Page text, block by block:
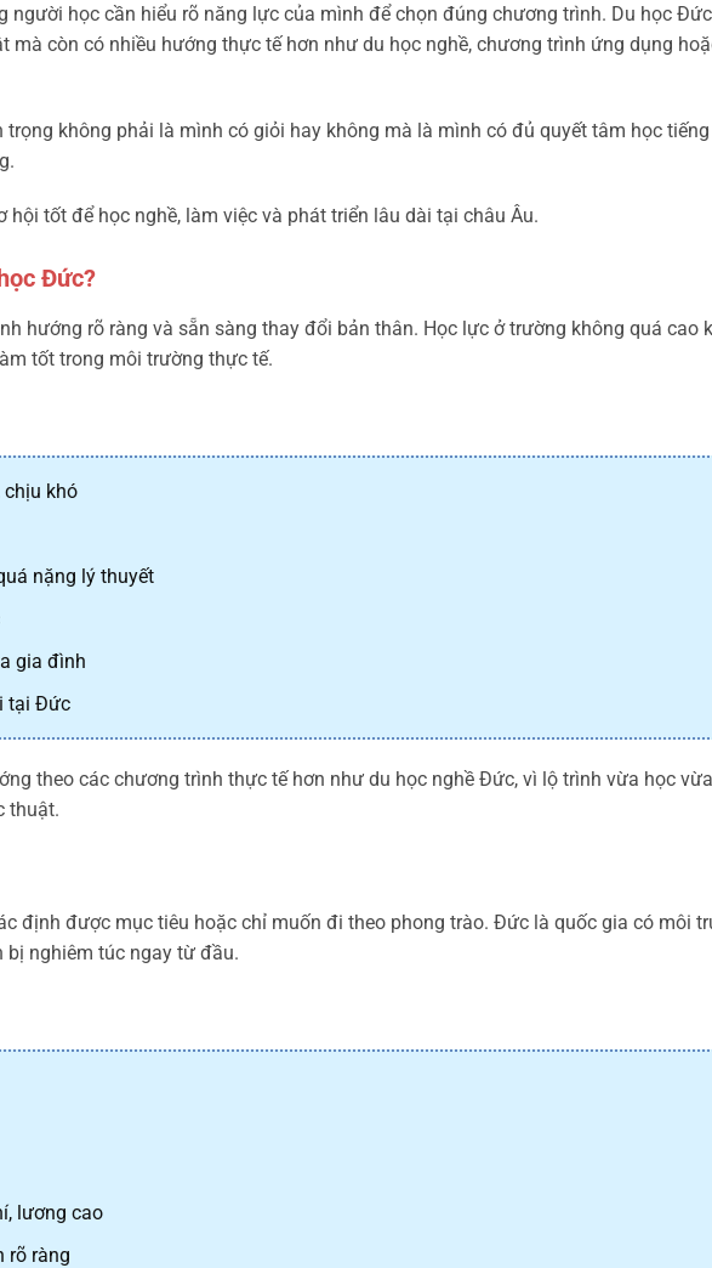
người học cần hiểu rõ năng lực của mình để chọn đúng chương trình. Du học
còn có nhiều hướng thực tế hơn như du học nghề, chương trình ứng dụng
không phải là mình có giỏi hay không mà là mình có đủ quyết tâm học
tốt để học nghề, làm việc và phát triển lâu dài tại châu Âu.
Đức?
hướng rõ ràng và sẵn sàng thay đổi bản thân. Học lực ở trường không quá cao
tốt trong môi trường thực tế.
khó
nặng lý thuyết
gia đình
tại Đức
theo các chương trình thực tế hơn như du học nghề Đức, vì lộ trình vừa học
thuật.
định được mục tiêu hoặc chỉ muốn đi theo phong trào. Đức là quốc gia có môi
bị nghiêm túc ngay từ đầu.
lương cao
rõ ràng